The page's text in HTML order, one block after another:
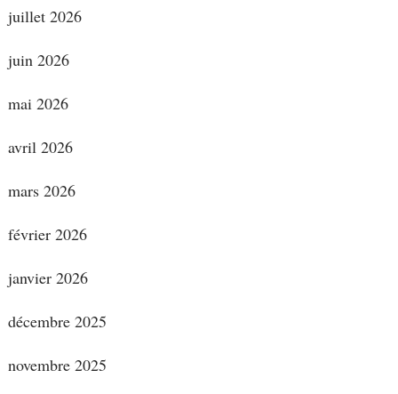
juillet 2026
juin 2026
mai 2026
avril 2026
mars 2026
février 2026
janvier 2026
décembre 2025
novembre 2025